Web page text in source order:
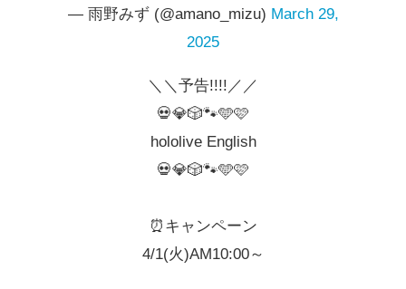
— 雨野みず (@amano_mizu) March 29,
2025
＼＼予告!!!!／／
💀💎🎲🐾🩵🩷
hololive English
💀💎🎲🐾🩵🩷
⏰キャンペーン
4/1(火)AM10:00～